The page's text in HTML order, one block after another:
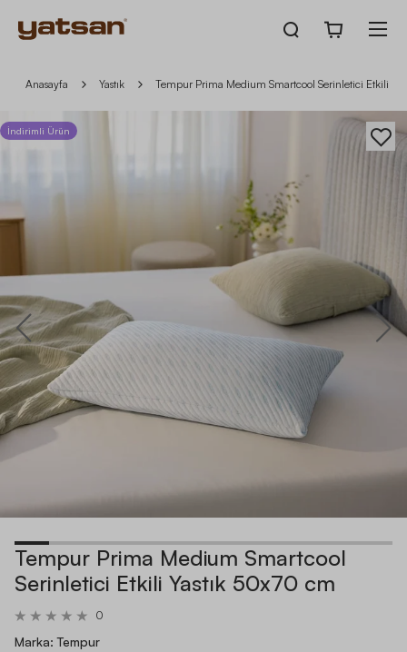
Anasayfa Yastık Tempur Prima Medium Smartcool Serinletici Etkili
İndirimli Ürün
Tempur Prima Medium Smartcool
Serinletici Etkili Yastık 50x70 cm
0
Marka:Tempur